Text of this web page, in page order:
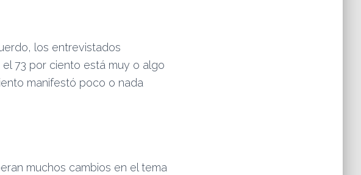
los entrevistados
73 por ciento está muy o algo
manifestó poco o nada
muchos cambios en el tema